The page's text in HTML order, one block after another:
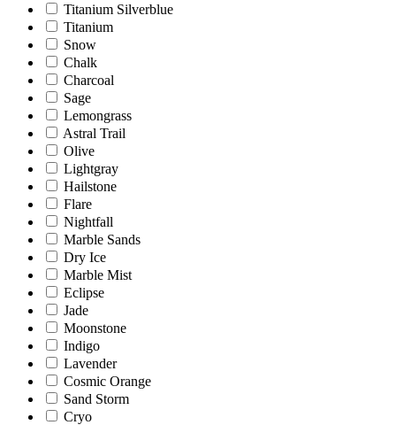
Titanium Silverblue
Titanium
Snow
Chalk
Charcoal
Sage
Lemongrass
Astral Trail
Olive
Lightgray
Hailstone
Flare
Nightfall
Marble Sands
Dry Ice
Marble Mist
Eclipse
Jade
Moonstone
Indigo
Lavender
Cosmic Orange
Sand Storm
Cryo